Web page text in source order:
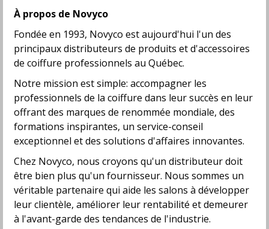
Québec. Notre engagement fondamental consiste à
accompagner les coiffeurs au quotidien, jouant ainsi un
rôle essentiel dans le développement florissant de
leur industrie.
En partenariat avec des fabricants renommés, Novyco
propose une gamme diversifiée de formations conçues
pour nourrir la passion de l'expression artistique. Nous
nous engageons à cultiver l'esprit de dépassement et
d'innovation au cœur de chaque coiffeur.
Notre réputation s'est solidement forgée grâce à
l'écoute est au cœur de notre approche, garantissant
un service à la fois chaleureux et professionnel. Opter
pour les services de Novyco, c'est s'offrir bien plus
qu'un simple fournisseur, c'est choisir un partenaire
dévoué.
À propos de Novyco
Fondée en 1993, Novyco est aujourd'hui l'un des
principaux distributeurs de produits et d'accessoires
de coiffure professionnels au Québec.
Notre mission est simple: accompagner les
professionnels de la coiffure dans leur succès en leur
offrant des marques de renommée mondiale, des
formations inspirantes, un service-conseil
exceptionnel et des solutions d'affaires innovantes.
Chez Novyco, nous croyons qu'un distributeur doit
être bien plus qu'un fournisseur. Nous sommes un
véritable partenaire qui aide les salons à développer
leur clientèle, améliorer leur rentabilité et demeurer
à l'avant-garde des tendances de l'industrie.